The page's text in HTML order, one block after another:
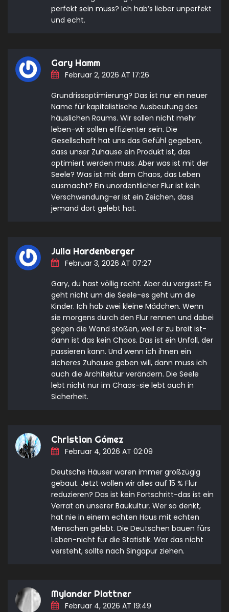
perfekt sein muss? Ich hab’s lieber unperfekt
und echt.
Gary Hamm
Februar 2, 2026 AT 17:26
Grundrissoptimierung? Das ist nur ein neuer
Name für kapitalistische Ausbeutung des
häuslichen Raums. Wir sollen nicht mehr
leben-wir sollen effizienter sein. Die
Gesellschaft hat uns das Gefühl gegeben,
dass unser Zuhause ein Produkt ist, das
optimiert werden muss. Aber was ist mit der
Seele? Was ist mit dem Chaos, das Leben
ausmacht? Ein unordentlicher Flur ist kein
Verschwendung-er ist ein Zeichen, dass
jemand dort gelebt hat.
Julia Hardenberger
Februar 3, 2026 AT 07:27
Gary, du hast völlig recht. Aber du vergisst: Es
geht nicht um die Seele-es geht um die
Kinder. Ich hab zwei kleine Mädchen. Wenn
sie morgens durch den Flur rennen und dabei
gegen die Wand stoßen, weil er zu breit ist-
dann ist das kein Chaos. Das ist ein Unfall, der
passieren kann. Und wenn ich ihnen ein
sicheres Zuhause geben will, dann muss ich
auch die Architektur verändern. Die Seele
lebt nicht nur im Chaos-sie lebt auch in
Sicherheit.
Christian Gómez
Februar 4, 2026 AT 02:09
Deutsche Häuser waren immer großzügig
gebaut. Jetzt wollen wir alles auf 15 % Flur
reduzieren? Das ist kein Fortschritt-das ist ein
Verrat an unserer Baukultur. Wer so denkt,
hat nie in einem echten Haus mit echten
Menschen gelebt. Die Deutschen bauen fürs
Leben-nicht für die Statistik. Wer das nicht
versteht, sollte nach Singapur ziehen.
Mylander Plattner
Februar 4, 2026 AT 19:49